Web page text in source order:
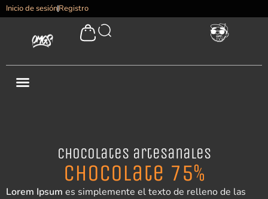
Inicio de sesiónRegistro
Chocolates artesanales
Chocolate 75%
Lorem Ipsum es simplemente el texto de relleno de las